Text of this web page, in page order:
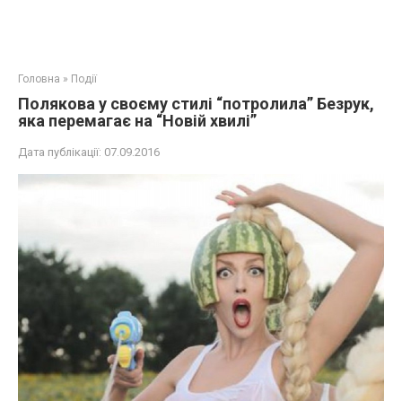
Головна » Події
Полякова у своєму стилі “потролила” Безрук,
яка перемагає на “Новій хвилі”
Дата публікації: 07.09.2016